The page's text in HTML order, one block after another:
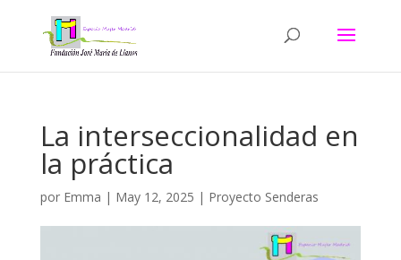
La interseccionalidad en
la práctica
por Emma | May 12, 2025 | Proyecto Senderas